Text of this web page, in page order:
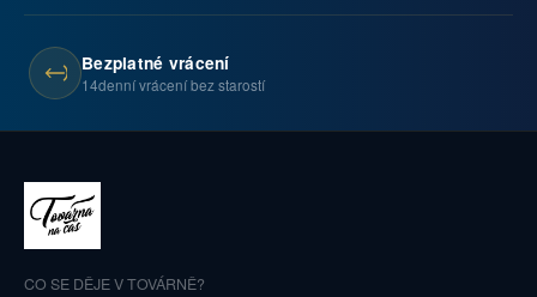
Bezplatné vrácení
14denní vrácení bez starostí
CO SE DĚJE V TOVÁRNĚ?